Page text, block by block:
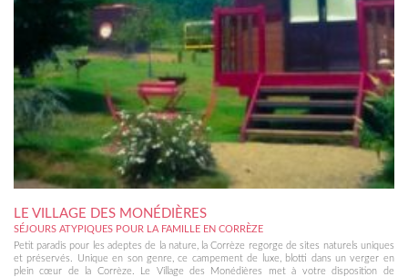
LE VILLAGE DES MONÉDIÈRES
SÉJOURS ATYPIQUES POUR LA FAMILLE EN CORRÈZE
Petit paradis pour les adeptes de la nature, la Corrèze regorge de sites naturels uniques
et préservés. Unique en son genre, ce campement de luxe, blotti dans un verger en
plein cœur de la Corrèze. Le Village des Monédières met à votre disposition de